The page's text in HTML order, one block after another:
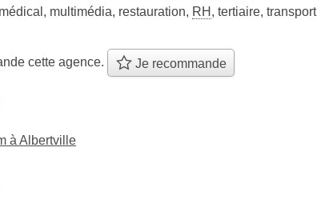
médical , multimédia, restauration, RH , tertiaire, transport
cette agence. Je recommande
à Albertville